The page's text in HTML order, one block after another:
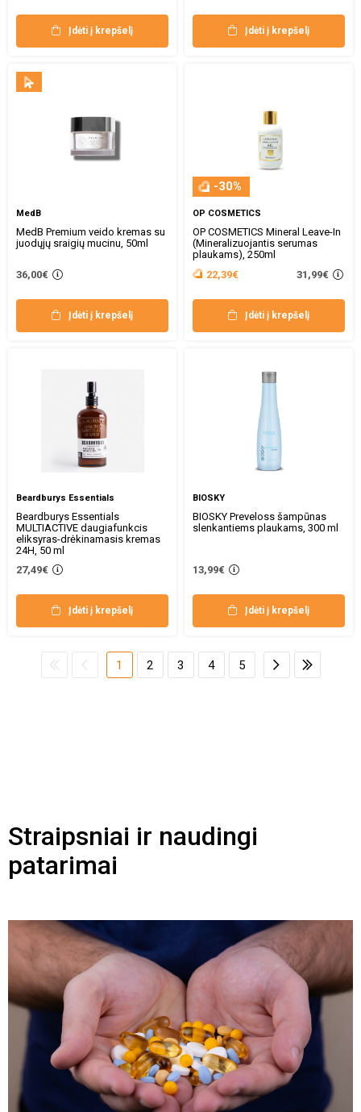
Įdėti į krepšelį Įdėti į krepšelį
MedB
MedB Premium veido kremas su
juodųjų sraigių mucinu, 50ml
36,00€
Įdėti į krepšelį
-30%
OP COSMETICS
OP COSMETICS Mineral Leave-In
(Mineralizuojantis serumas
plaukams), 250ml
22,39€
31,99€
Įdėti į krepšelį
Beardburys Essentials
Beardburys Essentials
MULTIACTIVE daugiafunkcis
eliksyras-drėkinamasis kremas
24H, 50 ml
27,49€
Įdėti į krepšelį
BIOSKY
BIOSKY Preveloss šampūnas
slenkantiems plaukams, 300 ml
13,99€
Įdėti į krepšelį
1 2 3 4 5
Straipsniai ir naudingi
patarimai